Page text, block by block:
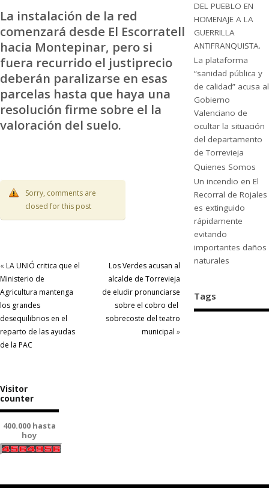
La instalación de la red
comenzará desde El Escorratell
hacia Montepinar, pero si
fuera recurrido el justiprecio
deberán paralizarse en esas
parcelas hasta que haya una
resolución firme sobre el la
valoración del suelo.
Sorry, comments are
closed for this post
« LA UNIÓ critica que el
Ministerio de
Agricultura mantenga
los grandes
desequilibrios en el
reparto de las ayudas
de la PAC
Los Verdes acusan al
alcalde de Torrevieja
de eludir pronunciarse
sobre el cobro del
sobrecoste del teatro
municipal »
DEL PUEBLO EN
HOMENAJE A LA
GUERRILLA
ANTIFRANQUISTA.
La plataforma
“sanidad pública y
de calidad” acusa al
Gobierno
Valenciano de
ocultar la situación
del departamento
de Torrevieja
Quienes Somos
Un incendio en El
Recorral de Rojales
es extinguido
rápidamente
evitando
importantes daños
naturales
Tags
Visitor
counter
400.000 hasta
hoy